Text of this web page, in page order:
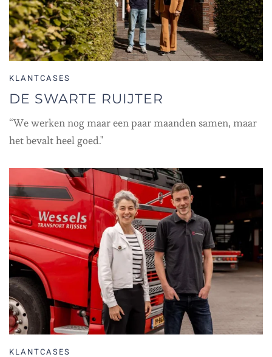
KLANTCASES
DE SWARTE RUIJTER
“We werken nog maar een paar maanden samen, maar
het bevalt heel goed."
KLANTCASES